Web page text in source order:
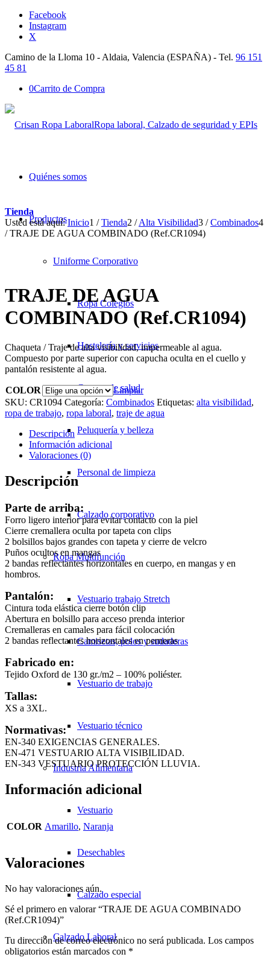
Facebook
Instagram
X
Camino de la Lloma 10 - Aldaia, Valencia (ESPAÑA) - Tel. 96 151
45 81
0Carrito de Compra
Ropa laboral, Calzado de seguridad y EPIs
Quiénes somos
Productos
Uniforme Corporativo
Ropa Colegios
Hostelería y servicios
Centros de salud
Peluquería y belleza
Personal de limpieza
Calzado corporativo
Ropa Multifunción
Vestuario trabajo Stretch
Camisetas, polos y sudaderas
Vestuario de trabajo
Vestuario técnico
Industria Alimentaria
Vestuario
Desechables
Calzado especial
Calzado Laboral
Tienda
Usted está aquí: Inicio1 / Tienda2 / Alta Visibilidad3 / Combinados4
/ TRAJE DE AGUA COMBINADO (Ref.CR1094)
TRAJE DE AGUA
COMBINADO (Ref.CR1094)
Chaqueta / Traje de alta visibilidad, impermeable al agua.
Compuesto por parte superior con capucha oculta en el cuello y
pantalón resistente al agua.
COLOR
Limpiar
SKU: CR1094 Categoría: Combinados Etiquetas: alta visibilidad,
ropa de trabajo, ropa laboral, traje de agua
Descripción
Información adicional
Valoraciones (0)
Descripción
Parte de arriba:
Forro ligero interior para evitar contacto con la piel
Cierre cremallera oculta por tapeta con clips
2 bolsillos bajos grandes con tapeta y cierre de velcro
Puños ocultos en mangas
2 bandas reflectantes horizontales en cuerpo, en mangas y en
hombros.
Pantalón:
Cintura toda elástica cierre botón clip
Abertura en bolsillo para acceso prenda interior
Cremalleras en camales para fácil colocación
2 bandas reflectantes horizontales en perneras
Fabricado en:
Tejido Oxford de 130 gr./m2 – 100% poliéster.
Tallas:
XS a 3XL.
Normativas:
EN-340 EXIGENCIAS GENERALES.
EN-471 VESTUARIO ALTA VISIBILIDAD.
EN-343 VESTUARIO PROTECCIÓN LLUVIA.
Información adicional
COLOR Amarillo, Naranja
Valoraciones
No hay valoraciones aún.
Sé el primero en valorar “TRAJE DE AGUA COMBINADO
(Ref.CR1094)”
Tu dirección de correo electrónico no será publicada. Los campos
obligatorios están marcados con *